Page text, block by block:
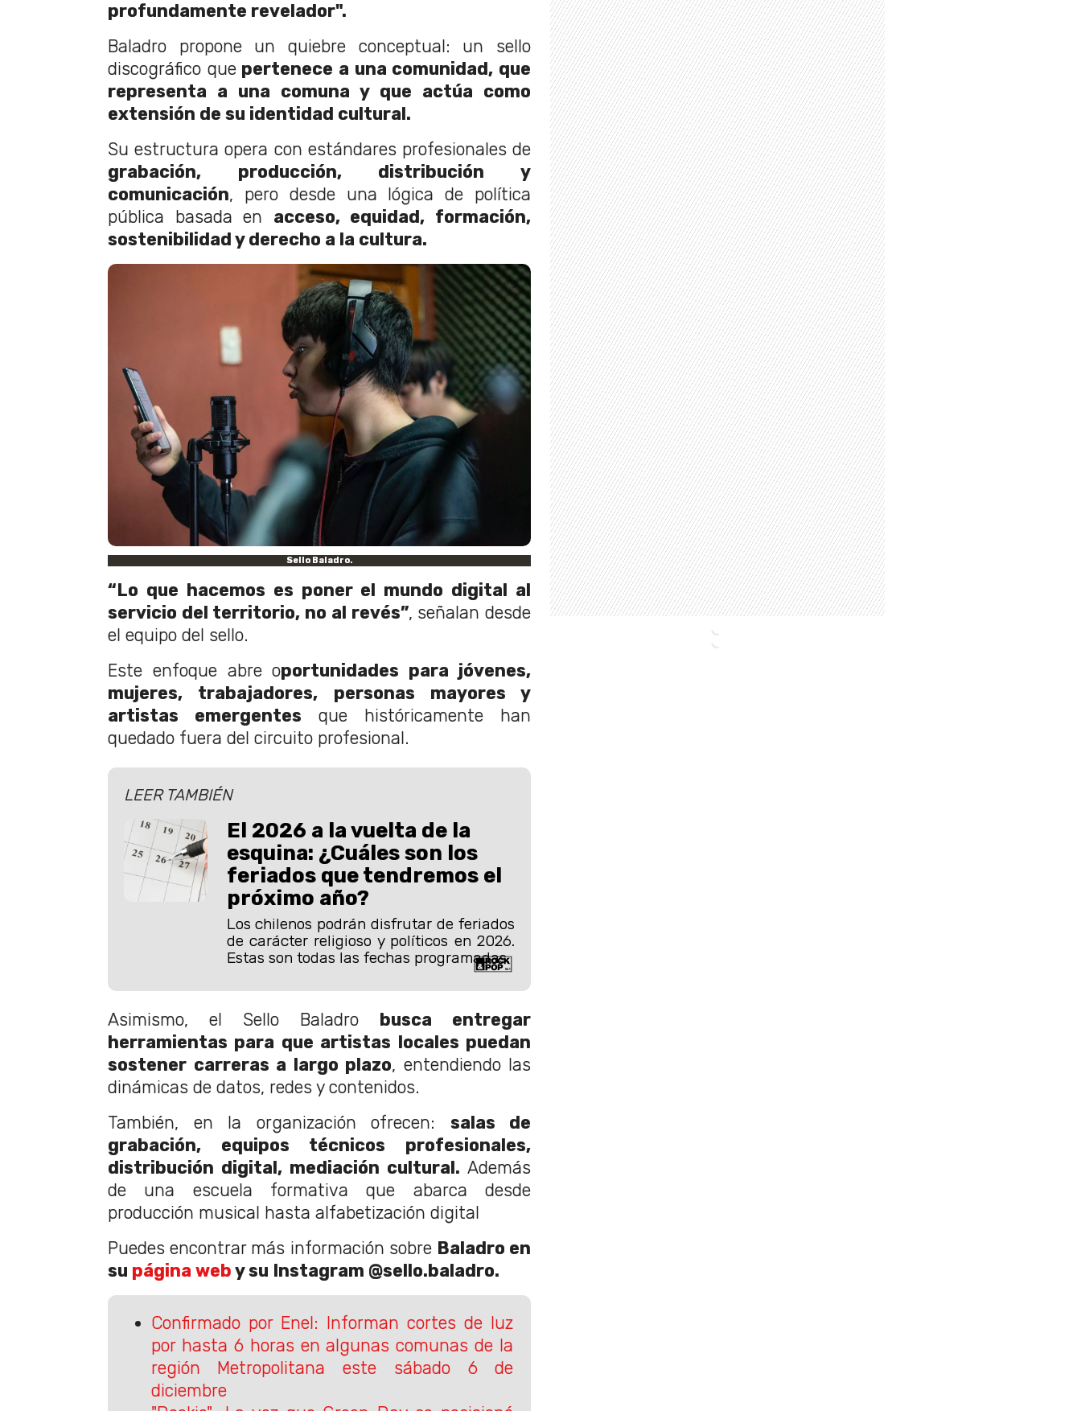
profundamente revelador".
Baladro propone un quiebre conceptual: un sello
discográfico quepertenece a una comunidad, que
representa a una comuna y que actúa como
extensión de su identidad cultural.
Su estructura opera con estándares profesionales de
grabación, producción, distribución y
comunicación, pero desde una lógica de política
pública basada en acceso, equidad, formación,
sostenibilidad y derecho a la cultura.
Sello Baladro.
“Lo que hacemos es poner el mundo digital al
servicio del territorio, no al revés”, señalan desde
el equipo del sello.
Este enfoque abre oportunidades para jóvenes,
mujeres, trabajadores, personas mayores y
artistas emergentes que históricamente han
quedado fuera del circuito profesional.
LEER TAMBIÉN
El 2026 a la vuelta de la
esquina: ¿Cuáles son los
feriados que tendremos el
próximo año?
Los chilenos podrán disfrutar de feriados
de carácter religioso y políticos en 2026.
Estas son todas las fechas programadas.
Asimismo, el Sello Baladro busca entregar
herramientas para que artistas locales puedan
sostener carreras a largo plazo, entendiendo las
dinámicas de datos, redes y contenidos.
También, en la organización ofrecen: salas de
grabación, equipos técnicos profesionales,
distribución digital, mediación cultural. Además
de una escuela formativa que abarca desde
producción musical hasta alfabetización digital
Puedes encontrar más información sobre Baladro en
su página web y su Instagram @sello.baladro.
Confirmado por Enel: Informan cortes de luz
por hasta 6 horas en algunas comunas de la
región Metropolitana este sábado 6 de
diciembre